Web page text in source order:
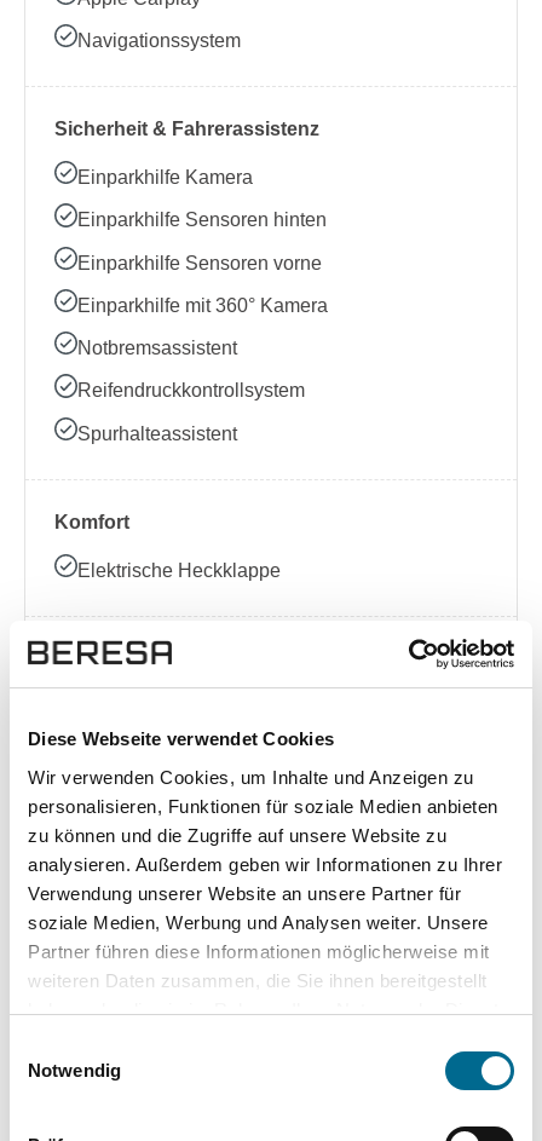
Diese Webseite verwendet Cookies
Wir verwenden Cookies, um Inhalte und Anzeigen zu
personalisieren, Funktionen für soziale Medien anbieten
zu können und die Zugriffe auf unsere Website zu
analysieren. Außerdem geben wir Informationen zu Ihrer
Verwendung unserer Website an unsere Partner für
soziale Medien, Werbung und Analysen weiter. Unsere
Partner führen diese Informationen möglicherweise mit
weiteren Daten zusammen, die Sie ihnen bereitgestellt
haben oder die sie im Rahmen Ihrer Nutzung der Dienste
Cookies, wenn Sie unsere Webseite weiterhin nutzen.
Notwendig
Navigationssystem
Sicherheit & Fahrerassistenz
Einparkhilfe Kamera
Einparkhilfe Sensoren hinten
Einparkhilfe Sensoren vorne
Einparkhilfe mit 360° Kamera
Notbremsassistent
Reifendruckkontrollsystem
Spurhalteassistent
Komfort
Elektrische Heckklappe
Exposé herunterladen [pdf]
Unsere Vorteile
wuddi Leasing Kauf
Versicherung ✔ - -
-